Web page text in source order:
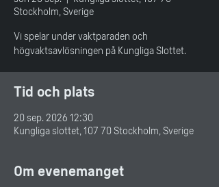
Stockholm, Sverige
Vi spelar under vaktparaden och
högvaktsavlösningen på Kungliga Slottet.
Tid och plats
20 sep. 2026 12:30
Kungliga slottet, 107 70 Stockholm, Sverige
Om evenemanget